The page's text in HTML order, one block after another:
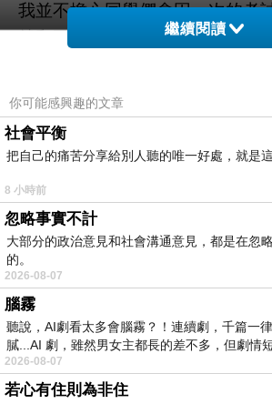
我並不擔心同學們會因一次的考
就和正確答案絕緣。因為只要有
令人不解的是，不少同學每周花
室，
卻視重點提示於無物，好似人形
他們也浪費了寶貴的青春。
迫使我重新省思「有教無類」的
毫無疑義，我贊同施教的對象，
不能有貧富貴賤之別，這也是
美。
在過去半個世紀，台灣因實施國
繼續閱讀
你可能感興趣的文章
社會平衡
把自己的痛苦分享給別人聽的唯一好處，就是
8 小時前
忽略事實不計
大部分的政治意見和社會溝通意見，都是在忽
的。
2026-08-07
腦霧
聽說，AI劇看太多會腦霧？！連續劇，千篇一
膩...AI 劇，雖然男女主都長的差不多，但劇情
2026-08-07
若心有住則為非住